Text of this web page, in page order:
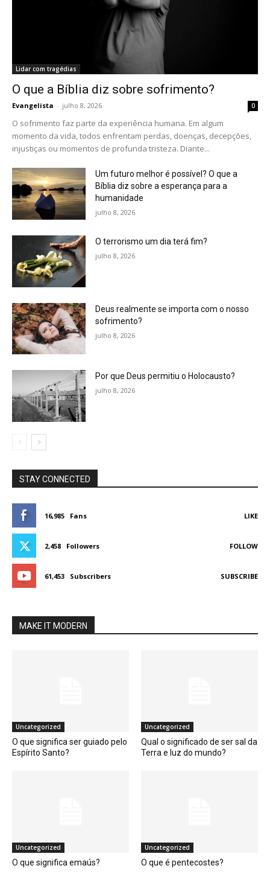
Lidar com tragédias
O que a Bíblia diz sobre sofrimento?
Evangelista - julho 8, 2026 0
O sofrimento faz parte da experiência humana. Em algum
momento da vida, todos enfrentam perdas, doenças, decepções,
injustiças ou momentos de profunda tristeza. Diante...
Um futuro melhor é possível? O que a
Bíblia diz sobre a esperança para a
humanidade
julho 8, 2026
O terrorismo um dia terá fim?
julho 8, 2026
Deus realmente se importa com o nosso
sofrimento?
julho 8, 2026
Por que Deus permitiu o Holocausto?
julho 8, 2026
STAY CONNECTED
16,985 Fans LIKE
2,458 Followers FOLLOW
61,453 Subscribers SUBSCRIBE
MAKE IT MODERN
Uncategorized
O que significa ser guiado pelo
Espírito Santo?
Uncategorized
Qual o significado de ser sal da
Terra e luz do mundo?
Uncategorized
O que significa emaús?
Uncategorized
O que é pentecostes?